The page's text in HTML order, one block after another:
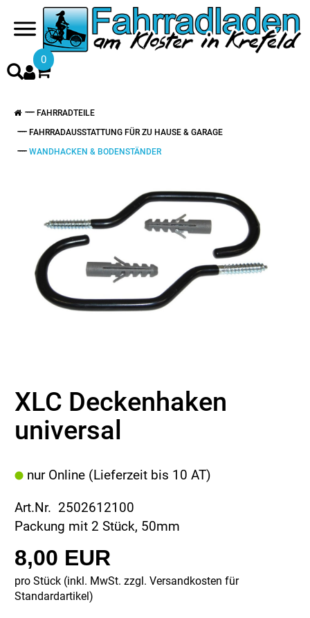
0
FAHRRADTEILE
FAHRRADAUSSTATTUNG FÜR ZU HAUSE & GARAGE
WANDHACKEN & BODENSTÄNDER
XLC Deckenhaken
universal
nur Online (Lieferzeit bis 10 AT)
Art.Nr. 2502612100
Packung mit 2 Stück, 50mm
8,00 EUR
pro Stück (inkl. MwSt. zzgl. Versandkosten für
Standardartikel)